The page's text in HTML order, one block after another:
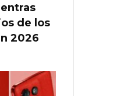
de los
2026